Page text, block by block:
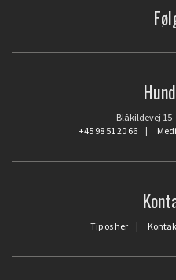
Blåkildevej
+45 98 51 20 66|
Tip os her |